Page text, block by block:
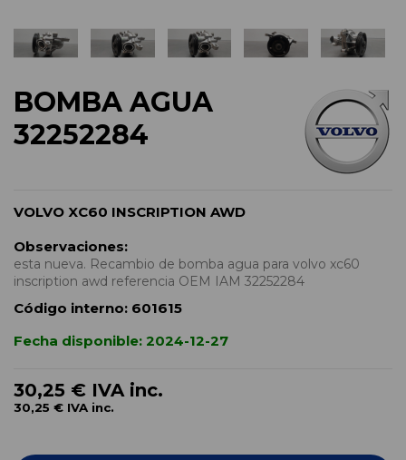
BOMBA AGUA
32252284
VOLVO XC60 INSCRIPTION AWD
Observaciones:
esta nueva. Recambio de bomba agua para volvo xc60
inscription awd referencia OEM IAM 32252284
Código interno: 601615
Fecha disponible: 2024-12-27
30,25 € IVA inc.
30,25 € IVA inc.